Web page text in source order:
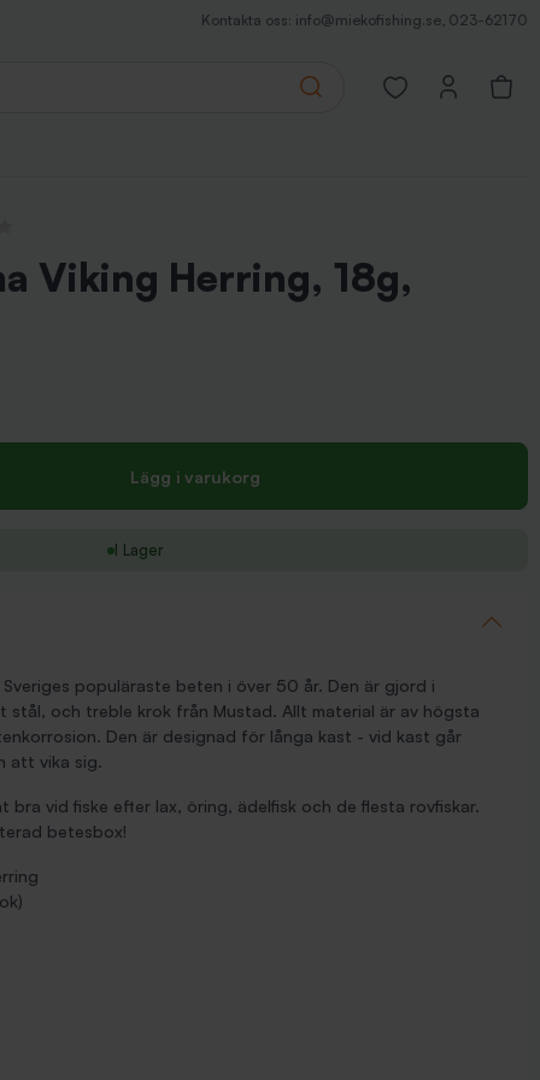
Kontakta oss: info@miekofishing.se, 023-62170
Search
Open favorites
Viking Herring, 18g,
Lägg i varukorg
I Lager
populäraste beten i över 50 år. Den är gjord i
stål, och treble krok från Mustad. Allt material är av högsta
Den är designad för långa kast - vid kast går
att vika sig.
bra vid fiske efter lax, öring, ädelfisk och de flesta rovfiskar.
betesbox!